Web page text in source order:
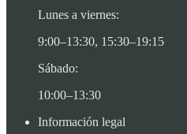
Lunes a viernes:
9:00–13:30, 15:30–19:15
Sábado:
10:00–13:30
Información legal